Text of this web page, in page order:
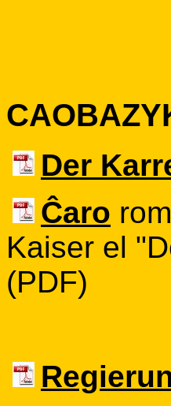
Der
Ĉaro
Kaiser el
(PDF)